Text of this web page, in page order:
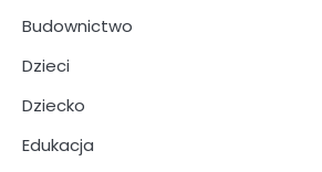
Budownictwo
Dzieci
Dziecko
Edukacja